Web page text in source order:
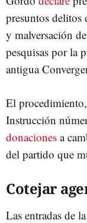
presuntos delitos
y malversación
pesquisas por la
antigua
El
Instrucción
donaciones a
del partido que
Cotejar
Las entradas de